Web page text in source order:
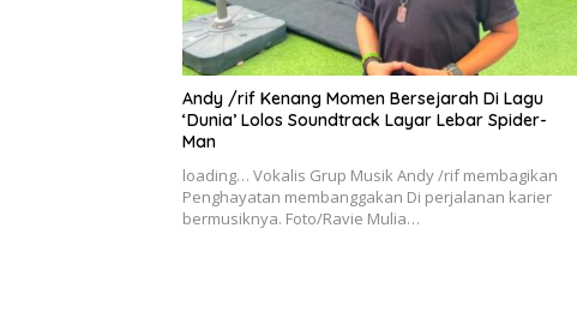
Andy /rif Kenang Momen Bersejarah Di Lagu
‘Dunia’ Lolos Soundtrack Layar Lebar Spider-
Man
loading… Vokalis Grup Musik Andy /rif membagikan
Penghayatan membanggakan Di perjalanan karier
bermusiknya. Foto/Ravie Mulia…